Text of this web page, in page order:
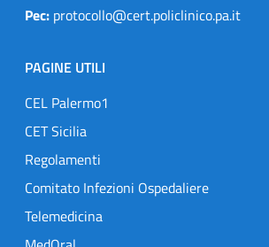
Pec: protocollo@cert.policlinico.pa.it
PAGINE UTILI
CEL Palermo1
CET Sicilia
Regolamenti
Comitato Infezioni Ospedaliere
Telemedicina